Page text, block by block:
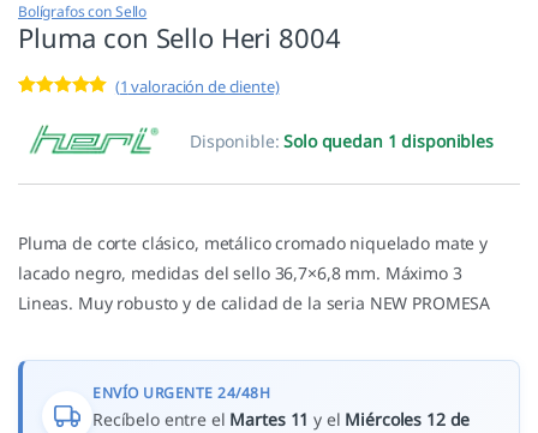
Bolígrafos con Sello
Pluma con Sello Heri 8004
5.00de 5 en
base a
valoración de
(1 valoración de cliente)
Disponible:Solo quedan 1 disponibles
Pluma de corte clásico, metálico cromado niquelado mate y
lacado negro, medidas del sello 36,7×6,8 mm. Máximo 3
Lineas. Muy robusto y de calidad de la seria NEW PROMESA
ENVÍO URGENTE 24/48H
Recíbelo entre el Martes 11 y el Miércoles 12 de